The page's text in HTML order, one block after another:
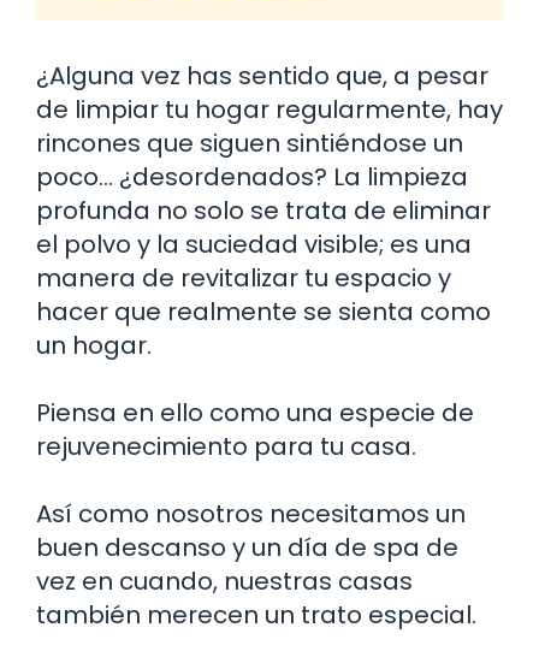
¿Alguna vez has sentido que, a pesar
de limpiar tu hogar regularmente, hay
rincones que siguen sintiéndose un
poco… ¿desordenados? La limpieza
profunda no solo se trata de eliminar
el polvo y la suciedad visible; es una
manera de revitalizar tu espacio y
hacer que realmente se sienta como
un hogar.
Piensa en ello como una especie de
rejuvenecimiento para tu casa.
Así como nosotros necesitamos un
buen descanso y un día de spa de
vez en cuando, nuestras casas
también merecen un trato especial.